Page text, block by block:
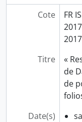
Cote
FR
Titre
«
de
de
Date(s)